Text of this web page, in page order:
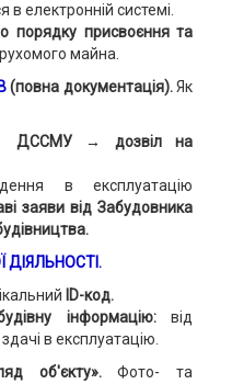
в електронній системі.
порядку присвоєння та
майна.
(повна документація).Як
ДССМУ → дозвіл на
в експлуатацію
заяви від Забудовника
ДІЯЛЬНОСТІ.
ID-код.
інформацію:від
в експлуатацію.
об'єкту».Фото- та